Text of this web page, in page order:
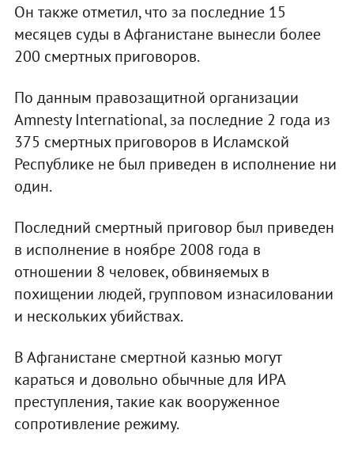
Он также отметил, что за последние 15
месяцев суды в Афганистане вынесли более
200 смертных приговоров.
По данным правозащитной организации
Amnesty International, за последние 2 года из
375 смертных приговоров в Исламской
Республике не был приведен в исполнение ни
один.
Последний смертный приговор был приведен
в исполнение в ноябре 2008 года в
отношении 8 человек, обвиняемых в
похищении людей, групповом изнасиловании
и нескольких убийствах.
В Афганистане смертной казнью могут
караться и довольно обычные для ИРА
преступления, такие как вооруженное
сопротивление режиму.